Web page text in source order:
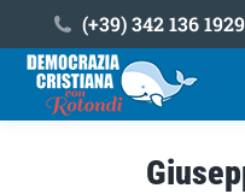
(+39) ‎342 136 1929